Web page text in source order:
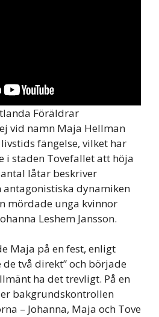
Föräldrar
vid namn Maja Hellman
fängelse, vilket har
i staden Tovefallet att höja
låtar beskriver
antagonistiska dynamiken
mördade unga kvinnor
Leshem Jansson.
Maja på en fest, enligt
två direkt” och började
ha det trevligt. På en
bakgrundskontrollen
– Johanna, Maja och Tove